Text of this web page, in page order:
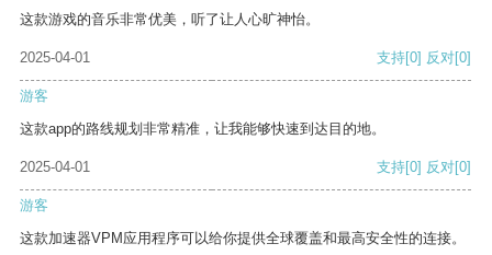
这款游戏的音乐非常优美，听了让人心旷神怡。
2025-04-01 支持[0] 反对[0]
游客
这款app的路线规划非常精准，让我能够快速到达目的地。
2025-04-01 支持[0] 反对[0]
游客
这款加速器VPM应用程序可以给你提供全球覆盖和最高安全性的连接。